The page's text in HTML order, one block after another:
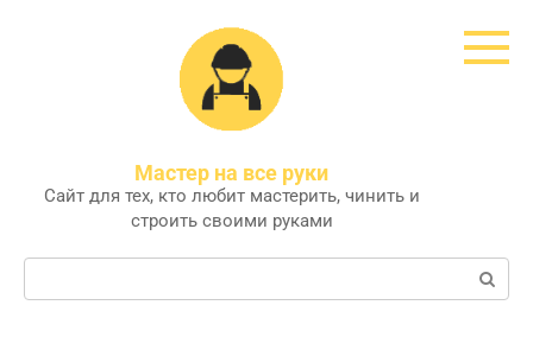
Мастер на все руки
Сайт для тех, кто любит мастерить, чинить и
строить своими руками
Поиск: